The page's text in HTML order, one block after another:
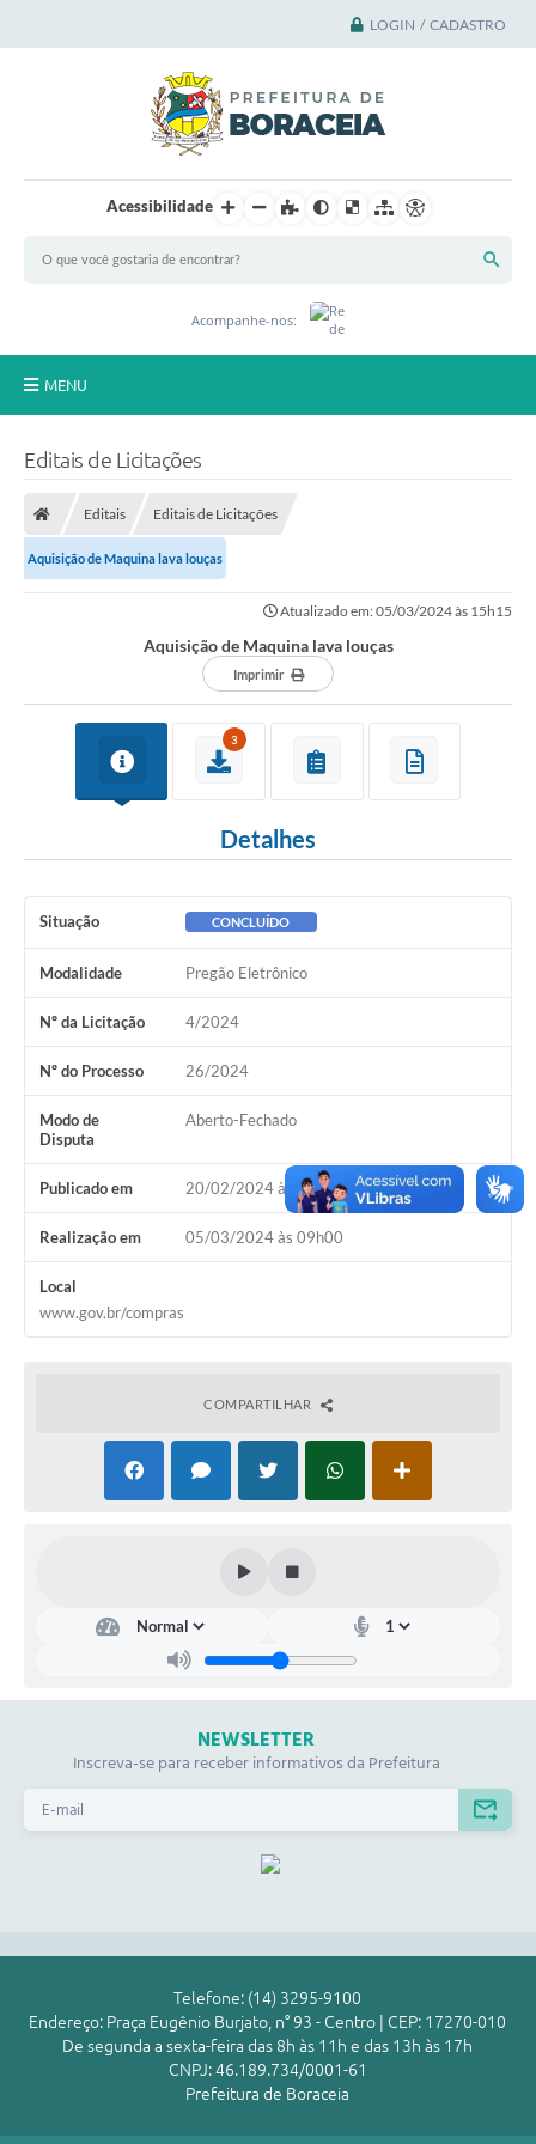
LOGIN / CADASTRO
Acessibilidade
Acompanhe-nos:
MENU
Notícias
Serviços Online
Imprensa
Empregos & Oportunidades
Galeria de Vídeos
Secretarias
Contas Públicas
Legislação
Editais
Prefeito por um dia
IPTU
Atendimento Odontológico
Editais de Licitações
Editais Editais de Licitações
Aquisição de Maquina lava louças
Atualizado em: 05/03/2024 às 15h15
Aquisição de Maquina lava louças
Imprimir
3
Detalhes
Situação CONCLUÍDO
Modalidade Pregão Eletrônico
Nº da Licitação 4/2024
Nº do Processo 26/2024
Modo de
Disputa
Aberto-Fechado
Publicado em 20/02/2024 às 09h00
Realização em 05/03/2024 às 09h00
Local
www.gov.br/compras
COMPARTILHAR
NEWSLETTER
Inscreva-se para receber informativos da Prefeitura
Telefone: (14) 3295-9100
Endereço: Praça Eugênio Burjato, n° 93 - Centro | CEP: 17270-010
De segunda a sexta-feira das 8h às 11h e das 13h às 17h
CNPJ: 46.189.734/0001-61
Prefeitura de Boraceia